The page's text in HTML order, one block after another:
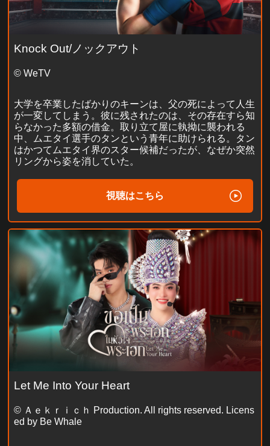
Knock Out/ノックアウト
© WeTV
大学を卒業したばかりのキーンは、父の死によって人生
が一変してしまう。彼に残されたのは、その存在すら知
らなかった多額の借金。取り立て屋に執拗に襲われる
中、ムエタイ選手のタンという青年に助けられる。タン
はかつてムエタイ界のスター候補だったが、なぜか突然
リングから姿を消していた。
視聴はこちら
Let Me Into Your Heart
© Ａｅｋｒｉｃｈ Production. All rights reserved. Licens
ed by Be Whale